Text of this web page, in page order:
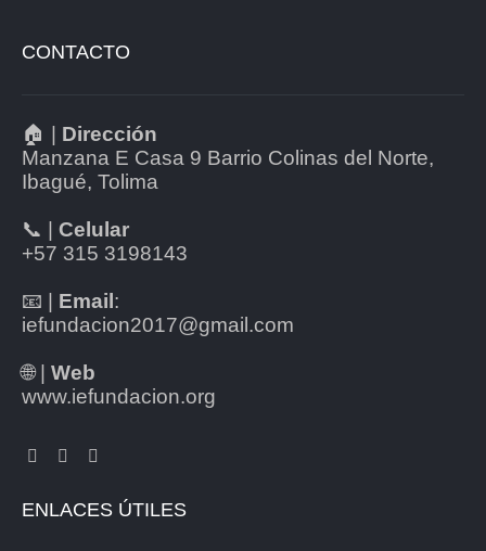
CONTACTO
🏠 | Dirección
Manzana E Casa 9 Barrio Colinas del Norte,
Ibagué, Tolima
📞 | Celular
+57 315 3198143
📧 | Email :
iefundacion2017@gmail.com
🌐 | Web
www.iefundacion.org
ENLACES ÚTILES